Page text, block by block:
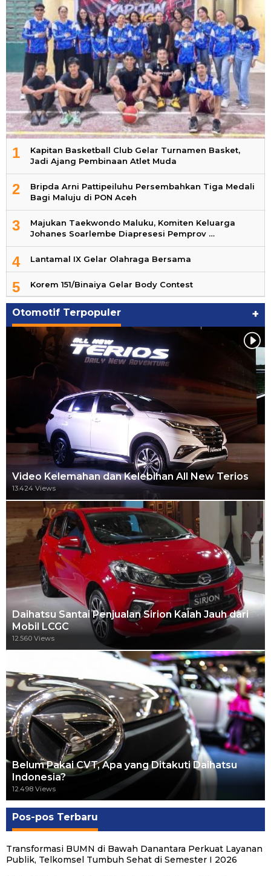
1
Kapitan Basketball Club Gelar Turnamen Basket,
Jadi Ajang Pembinaan Atlet Muda
2
Bripda Arni Pattipeiluhu Persembahkan Tiga Medali
Bagi Maluju di PON Aceh
3
Majukan Taekwondo Maluku, Komiten Keluarga
Johanes Soarlembe Diapresesi Pemprov …
4 Lantamal IX Gelar Olahraga Bersama
5 Korem 151/Binaiya Gelar Body Contest
Otomotif Terpopuler +
Video Kelemahan dan Kelebihan All New Terios
13.424 Views
Daihatsu Santai Penjualan Sirion Kalah Jauh dari
Mobil LCGC
12.560 Views
Belum Pakai CVT, Apa yang Ditakuti Daihatsu
Indonesia?
12.498 Views
Pos-pos Terbaru
Transformasi BUMN di Bawah Danantara Perkuat Layanan
Publik, Telkomsel Tumbuh Sehat di Semester I 2026